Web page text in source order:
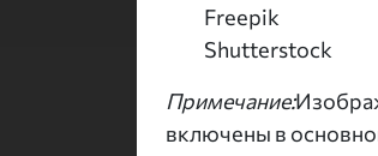
Freepik
Shutterstock
Примечание:
включены в